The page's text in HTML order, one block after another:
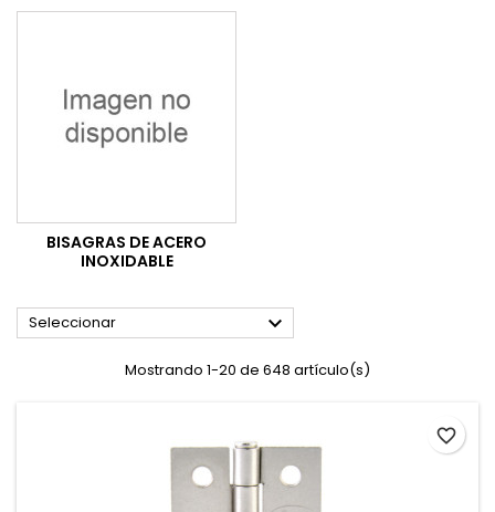
BISAGRAS DE ACERO
INOXIDABLE
Seleccionar 
Mostrando 1-20 de 648 artículo(s)
favorite_border